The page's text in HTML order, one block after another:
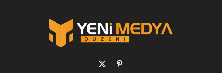
X
Pinterest'in